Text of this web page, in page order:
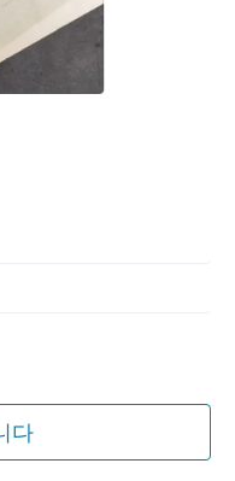
다